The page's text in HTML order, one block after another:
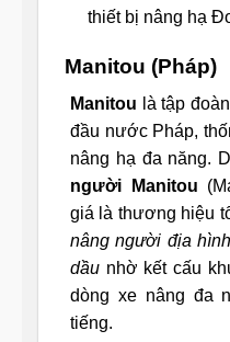
thiết bị nâng hạ
Manitou (Pháp)
Manitou là tập
đầu nước Pháp,
nâng hạ đa năng.
người Manitou
giá là thương hiệu
nâng người địa hình
dầu nhờ kết cấu
dòng xe nâng đa
tiếng.